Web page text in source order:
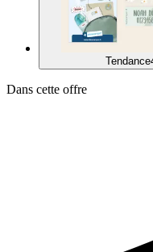
Tendance
Dans cette offre